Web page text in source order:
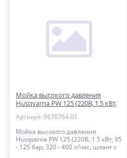
Мойка высокого давления
Husqvarna PW 125 (220В, 1.5 кВт,
шланг с текс
Артикул: 9676764-01
Мойка высокого давления
Husqvarna PW 125 (220В, 1.5 кВт, 95
- 125 бар, 320 - 460 л/час, шланг с